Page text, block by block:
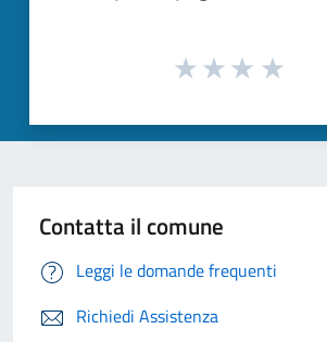
Contatta il comune
Leggi le domande frequenti
Richiedi Assistenza